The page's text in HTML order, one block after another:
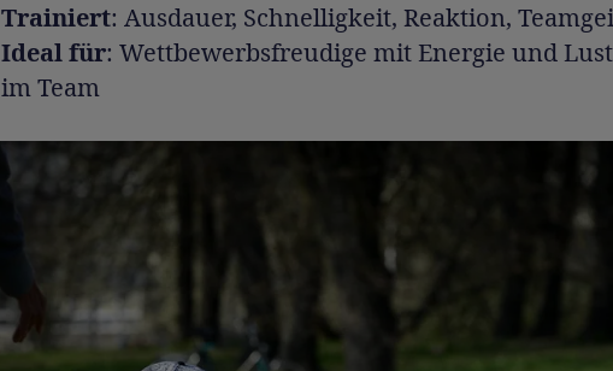
Trainiert: Ausdauer, Schnelligkeit, Reaktion,
Ideal für: Wettbewerbsfreudige mit Energie und Lust
im Team